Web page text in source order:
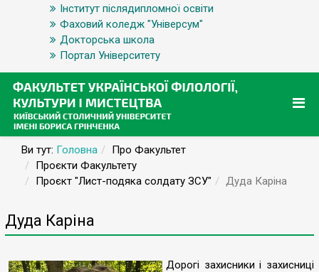
Інститут післядипломної освіти
Фаховий коледж "Універсум"
Докторська школа
Портал Університету
Ви тут: Головна
Про Факультет
Проєкти Факультету
Проєкт "Лист-подяка солдату ЗСУ"
Дуда Каріна
Дуда Каріна
Дорогі захисники і захисниці